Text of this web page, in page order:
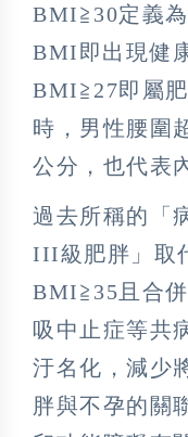
BMI≧30定義
BMI即出現健
BMI≧27即屬
時，男性腰圍
公分，也代表
過去所稱的「
III級肥胖」取
BMI≧35且合
吸中止症等共
汙名化，減少
胖與不孕的關